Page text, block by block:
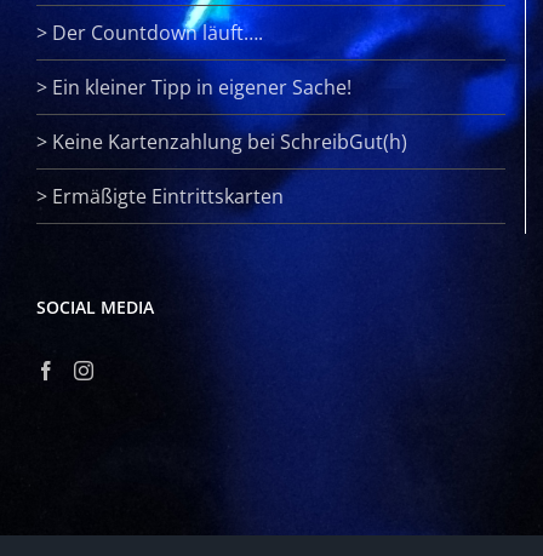
> Der Countdown läuft….
> Ein kleiner Tipp in eigener Sache!
> Keine Kartenzahlung bei SchreibGut(h)
> Ermäßigte Eintrittskarten
SOCIAL MEDIA